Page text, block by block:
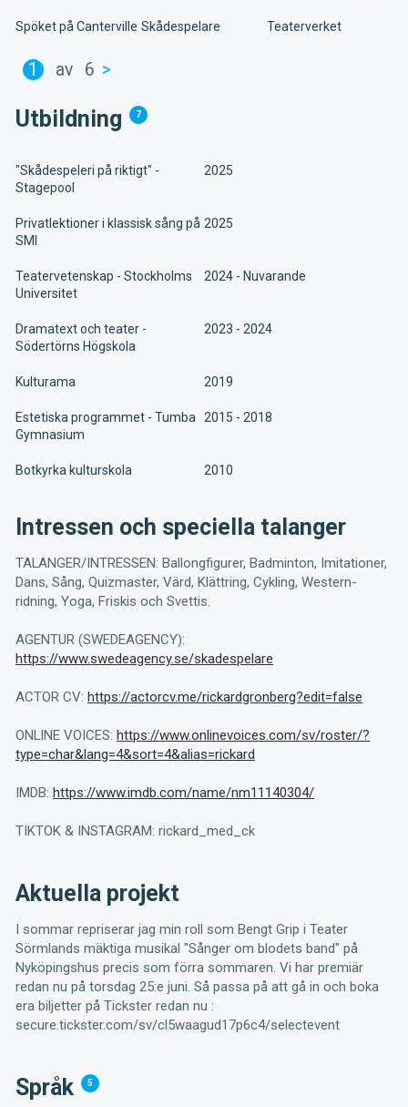
Spöket på Canterville Skådespelare Teaterverket
1 av 6 >
Utbildning 7
"Skådespeleri på riktigt" -
Stagepool
2025
Privatlektioner i klassisk sång på
SMI
2025
Teatervetenskap - Stockholms
Universitet
2024 - Nuvarande
Dramatext och teater -
Södertörns Högskola
2023 - 2024
Kulturama 2019
Estetiska programmet - Tumba
Gymnasium
2015 - 2018
Botkyrka kulturskola 2010
Intressen och speciella talanger
TALANGER/INTRESSEN: Ballongfigurer, Badminton, Imitationer,
Dans, Sång, Quizmaster, Värd, Klättring, Cykling, Western-
ridning, Yoga, Friskis och Svettis.
AGENTUR (SWEDEAGENCY):
https://www.swedeagency.se/skadespelare
ACTOR CV: https://actorcv.me/rickardgronberg?edit=false
ONLINE VOICES: https://www.onlinevoices.com/sv/roster/?
type=char&lang=4&sort=4&alias=rickard
IMDB: https://www.imdb.com/name/nm11140304/
TIKTOK & INSTAGRAM: rickard_med_ck
Aktuella projekt
I sommar repriserar jag min roll som Bengt Grip i Teater
Sörmlands mäktiga musikal "Sånger om blodets band" på
Nyköpingshus precis som förra sommaren. Vi har premiär
redan nu på torsdag 25:e juni. Så passa på att gå in och boka
era biljetter på Tickster redan nu :
secure.tickster.com/sv/cl5waagud17p6c4/selectevent
Språk 5